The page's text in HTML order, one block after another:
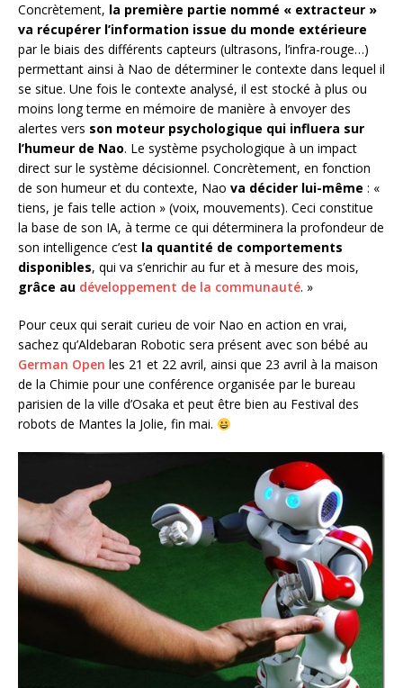
Concrètement, la première partie nommé « extracteur »
va récupérer l’information issue du monde extérieure
par le biais des différents capteurs (ultrasons, l’infra-rouge…)
permettant ainsi à Nao de déterminer le contexte dans lequel il
se situe. Une fois le contexte analysé, il est stocké à plus ou
moins long terme en mémoire de manière à envoyer des
alertes vers son moteur psychologique qui influera sur
l’humeur de Nao. Le système psychologique à un impact
direct sur le système décisionnel. Concrètement, en fonction
de son humeur et du contexte, Nao va décider lui-même : «
tiens, je fais telle action » (voix, mouvements). Ceci constitue
la base de son IA, à terme ce qui déterminera la profondeur de
son intelligence c’est la quantité de comportements
disponibles, qui va s’enrichir au fur et à mesure des mois,
grâce au développement de la communauté. »
Pour ceux qui serait curieu de voir Nao en action en vrai,
sachez qu’Aldebaran Robotic sera présent avec son bébé au
German Open les 21 et 22 avril, ainsi que 23 avril à la maison
de la Chimie pour une conférence organisée par le bureau
parisien de la ville d’Osaka et peut être bien au Festival des
robots de Mantes la Jolie, fin mai.